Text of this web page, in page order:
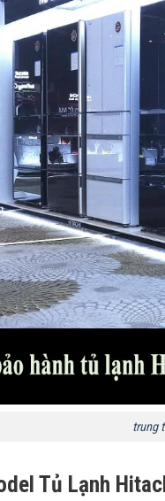
trung
Tủ Lạnh